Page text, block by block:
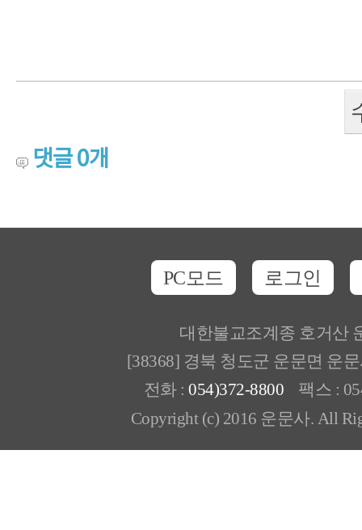
댓글0개
PC모드 로그인
대한불교조계종 호거산
[38368] 경북 청도군 운문면 운
전화 : 054)372-8800 팩스 :
Copyright (c) 2016 운문사. All